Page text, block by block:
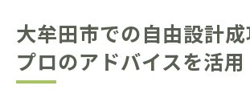
大牟田市での自由設計
プロのアドバイスを活用